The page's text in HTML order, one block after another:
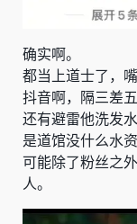
确实啊。
都当上道士了，
抖音啊，隔三差
还有避雷他洗发
是道馆没什么水
可能除了粉丝之
人。